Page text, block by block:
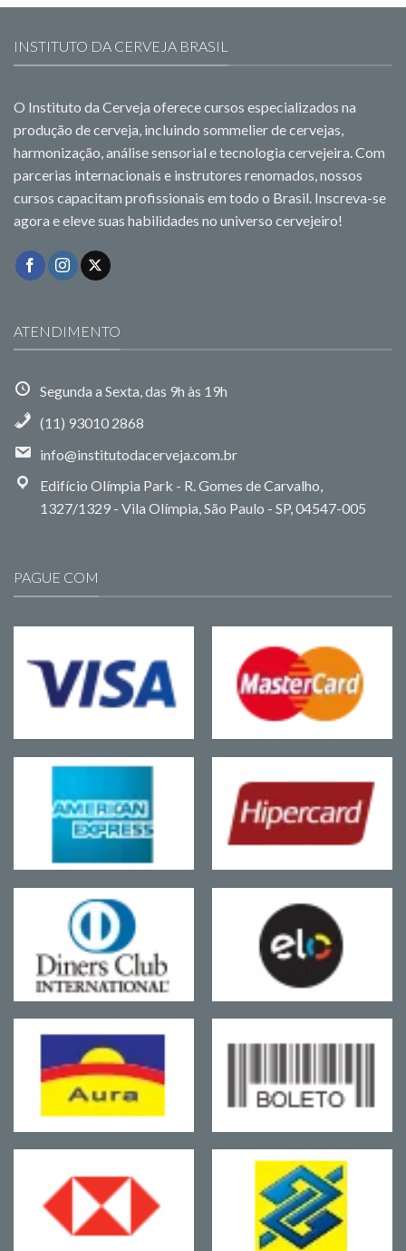
INSTITUTO DA CERVEJA BRASIL
O Instituto da Cerveja oferece cursos especializados na
produção de cerveja, incluindo sommelier de cervejas,
harmonização, análise sensorial e tecnologia cervejeira. Com
parcerias internacionais e instrutores renomados, nossos
cursos capacitam profissionais em todo o Brasil. Inscreva-se
agora e eleve suas habilidades no universo cervejeiro!
ATENDIMENTO
Segunda a Sexta, das 9h às 19h
(11) 93010 2868
info@institutodacerveja.com.br
Edifício Olímpia Park - R. Gomes de Carvalho,
1327/1329 - Vila Olímpia, São Paulo - SP, 04547-005
PAGUE COM